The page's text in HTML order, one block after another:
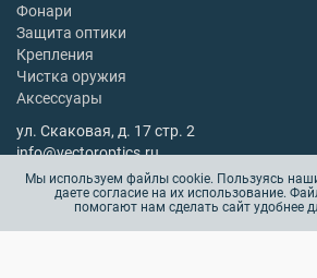
Фонари
Защита оптики
Крепления
Чистка оружия
Аксессуары
ул. Скаковая, д. 17 стр. 2
info@vectoroptics.ru
8 (800) 222-98-82
Остались вопросы? Позвоните с 10:00 до
Мы используем файлы cookie. Пользуясь
даете согласие на их использование.
помогают нам сделать сайт удобнее